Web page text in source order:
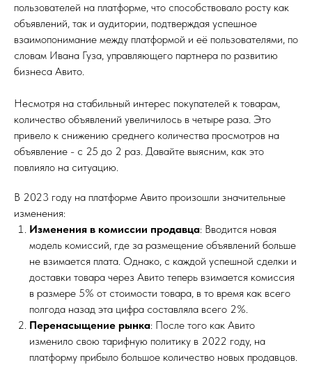
пользователей на платформе, что способствовало росту как
объявлений, так и аудитории, подтверждая успешное
взаимопонимание между платформой и её пользователями, по
словам Ивана Гуза, управляющего партнера по развитию
бизнеса Авито.
Несмотря на стабильный интерес покупателей к товарам,
количество объявлений увеличилось в четыре раза. Это
привело к снижению среднего количества просмотров на
объявление - с 25 до 2 раз. Давайте выясним, как это
повлияло на ситуацию.
В 2023 году на платформе Авито произошли значительные
изменения:
Изменения в комиссии продавца: Вводится новая
модель комиссий, где за размещение объявлений больше
не взимается плата. Однако, с каждой успешной сделки и
доставки товара через Авито теперь взимается комиссия
в размере 5% от стоимости товара, в то время как всего
полгода назад эта цифра составляла всего 2%.
Перенасыщение рынка: После того как Авито
изменило свою тарифную политику в 2022 году, на
платформу прибыло большое количество новых продавцов.